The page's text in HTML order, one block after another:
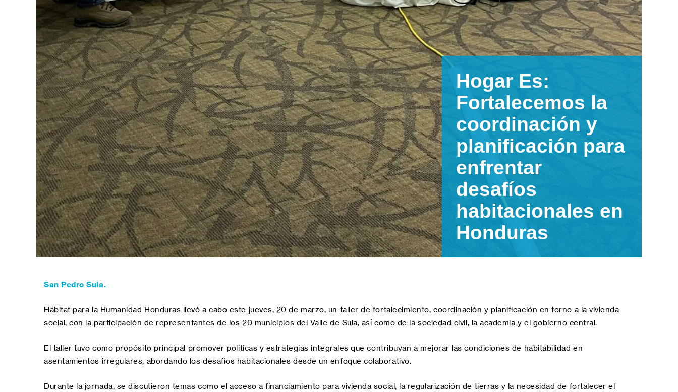
Hogar Es:
Fortalecemos la
coordinación y
planificación para
enfrentar
desafíos
habitacionales en
Honduras
San Pedro Sula.
Hábitat para la Humanidad Honduras llevó a cabo este jueves, 20 de marzo, un taller de fortalecimiento, coordinación y planificación en torno a la vivienda
social, con la participación de representantes de los 20 municipios del Valle de Sula, así como de la sociedad civil, la academia y el gobierno central.
El taller tuvo como propósito principal promover políticas y estrategias integrales que contribuyan a mejorar las condiciones de habitabilidad en
asentamientos irregulares, abordando los desafíos habitacionales desde un enfoque colaborativo.
Durante la jornada, se discutieron temas como el acceso a financiamiento para vivienda social, la regularización de tierras y la necesidad de fortalecer el